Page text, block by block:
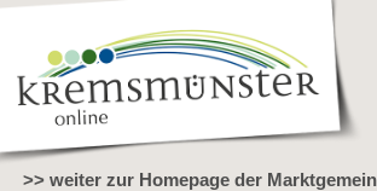
>> weiter zur Homepage der